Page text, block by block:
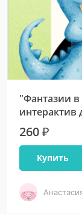
"Фантазии
интерактив
260 ₽
Купить